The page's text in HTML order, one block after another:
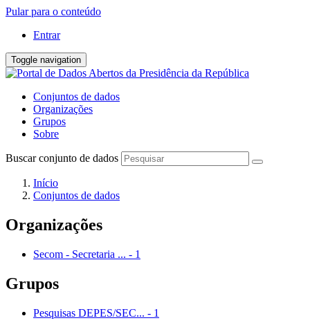
Pular para o conteúdo
Entrar
Toggle navigation
Conjuntos de dados
Organizações
Grupos
Sobre
Buscar conjunto de dados
Início
Conjuntos de dados
Organizações
Secom - Secretaria ... - 1
Grupos
Pesquisas DEPES/SEC... - 1